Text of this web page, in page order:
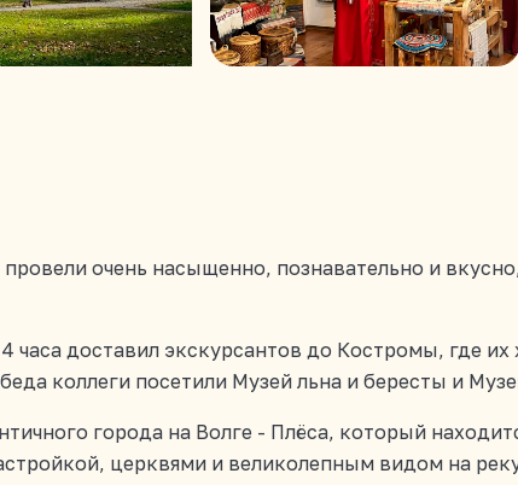
очень насыщенно, познавательно и
часа доставил экскурсантов до Костромы, где
коллеги посетили Музей льна и бересты и
города на Волге - Плёса, который
церквями и великолепным видом на